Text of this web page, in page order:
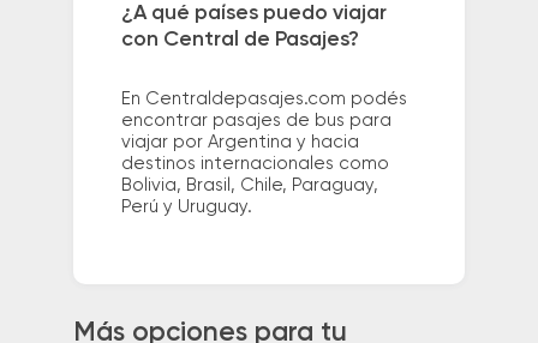
¿A qué países puedo viajar
con Central de Pasajes?
En Centraldepasajes.com podés
encontrar pasajes de bus para
viajar por Argentina y hacia
destinos internacionales como
Bolivia, Brasil, Chile, Paraguay,
Perú y Uruguay.
Más opciones para tu